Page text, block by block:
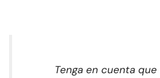
Tenga en cuenta